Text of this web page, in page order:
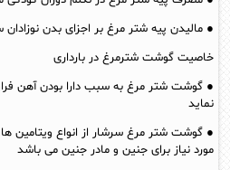
● مالیدن پیه شتر مرغ بر اجزای بدن
خاصیت گوشت شترمرغ در بارداری
● گوشت شتر مرغ به سبب دارا بودن آهن
نماید
● گوشت شتر مرغ سرشار از انواع ویتامین
مورد نیاز برای جنین و مادر جنین می باشد